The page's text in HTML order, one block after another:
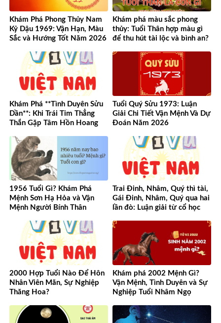
Khám Phá Phong Thủy Nam
Kỷ Dậu 1969: Vận Hạn, Màu
Sắc và Hướng Tốt Năm 2026
Khám phá màu sắc phong
thủy: Tuổi Thân hợp màu gì
để thu hút tài lộc và bình an?
Khám Phá **Tình Duyên Sửu
Dần**: Khi Trái Tim Thẳng
Thắn Gặp Tâm Hồn Hoang
Tuổi Quý Sửu 1973: Luận
Giải Chi Tiết Vận Mệnh Và Dự
Đoán Năm 2026
1956 Tuổi Gì? Khám Phá
Mệnh Sơn Hạ Hỏa và Vận
Mệnh Người Bính Thân
Trai Đinh, Nhâm, Quý thì tài,
Gái Đinh, Nhâm, Quý qua hai
lần đò: Luận giải từ cổ học
2000 Hợp Tuổi Nào Để Hôn
Nhân Viên Mãn, Sự Nghiệp
Thăng Hoa?
Khám phá 2002 Mệnh Gì?
Vận Mệnh, Tình Duyên và Sự
Nghiệp Tuổi Nhâm Ngọ